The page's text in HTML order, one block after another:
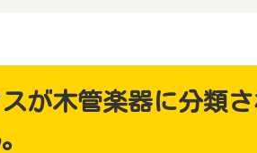
が木管楽器に分類